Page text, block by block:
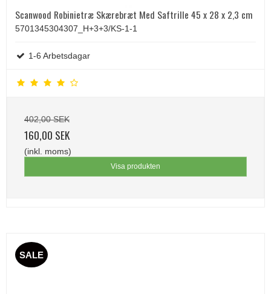
Scanwood Robinietræ Skærebræt Med Saftrille 45 x 28 x 2,3 cm
5701345304307_H+3+3/KS-1-1
1-6 Arbetsdagar
402,00 SEK
160,00 SEK
(inkl. moms)
Visa produkten
SALE